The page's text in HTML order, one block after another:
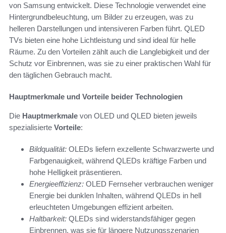
von Samsung entwickelt. Diese Technologie verwendet eine
Hintergrundbeleuchtung, um Bilder zu erzeugen, was zu
helleren Darstellungen und intensiveren Farben führt. QLED
TVs bieten eine hohe Lichtleistung und sind ideal für helle
Räume. Zu den Vorteilen zählt auch die Langlebigkeit und der
Schutz vor Einbrennen, was sie zu einer praktischen Wahl für
den täglichen Gebrauch macht.
Hauptmerkmale und Vorteile beider Technologien
Die Hauptmerkmale von OLED und QLED bieten jeweils
spezialisierte Vorteile:
Bildqualität: OLEDs liefern exzellente Schwarzwerte und
Farbgenauigkeit, während QLEDs kräftige Farben und
hohe Helligkeit präsentieren.
Energieeffizienz: OLED Fernseher verbrauchen weniger
Energie bei dunklen Inhalten, während QLEDs in hell
erleuchteten Umgebungen effizient arbeiten.
Haltbarkeit: QLEDs sind widerstandsfähiger gegen
Einbrennen, was sie für längere Nutzungsszenarien